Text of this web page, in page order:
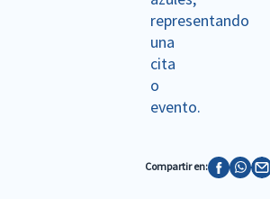
Compartir en: